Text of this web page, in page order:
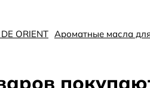
ORIENT Ароматные масла